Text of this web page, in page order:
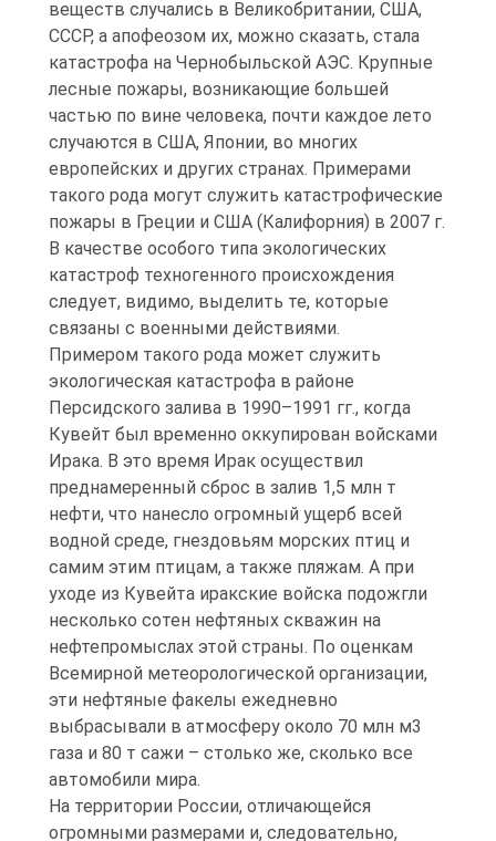
веществ случались в Великобритании, США,
СССР, а апофеозом их, можно сказать, стала
катастрофа на Чернобыльской АЭС. Крупные
лесные пожары, возникающие большей
частью по вине человека, почти каждое лето
случаются в США, Японии, во многих
европейских и других странах. Примерами
такого рода могут служить катастрофические
пожары в Греции и США (Калифорния) в 2007 г.
В качестве особого типа экологических
катастроф техногенного происхождения
следует, видимо, выделить те, которые
связаны с военными действиями.
Примером такого рода может служить
экологическая катастрофа в районе
Персидского залива в 1990–1991 гг., когда
Кувейт был временно оккупирован войсками
Ирака. В это время Ирак осуществил
преднамеренный сброс в залив 1,5 млн т
нефти, что нанесло огромный ущерб всей
водной среде, гнездовьям морских птиц и
самим этим птицам, а также пляжам. А при
уходе из Кувейта иракские войска подожгли
несколько сотен нефтяных скважин на
нефтепромыслах этой страны. По оценкам
Всемирной метеорологической организации,
эти нефтяные факелы ежедневно
выбрасывали в атмосферу около 70 млн м3
газа и 80 т сажи – столько же, сколько все
автомобили мира.
На территории России, отличающейся
огромными размерами и, следовательно,